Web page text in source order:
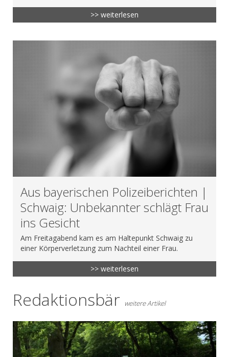
>> weiterlesen
Aus bayerischen Polizeiberichten |
Schwaig: Unbekannter schlägt Frau
ins Gesicht
Am Freitagabend kam es am Haltepunkt Schwaig zu
einer Körperverletzung zum Nachteil einer Frau.
>> weiterlesen
Redaktionsbär weitere Artikel